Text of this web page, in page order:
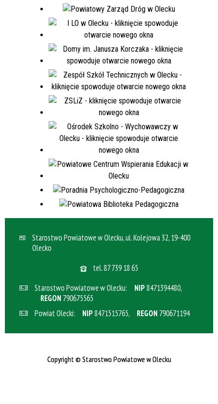
Starostwo Powiatowe w Olecku, ul. Kolejowa 32, 19-400
Olecko
tel.87 739 18 65
Starostwo Powiatowe w Olecku:
NIP8471394480,
REGON 790675565
Powiat Olecki:
NIP8471515765, REGON 790671194
Copyright © Starostwo Powiatowe w Olecku